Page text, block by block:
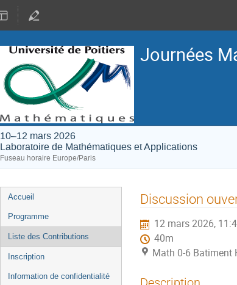
Journées
10–12 mars 2026
Laboratoire de Mathématiques et Applications
Fuseau horaire Europe/Paris
Menu
de
l'événement
Accueil
Programme
Liste des Contributions
Inscription
Information de confidentialité
Discussion
12 mars 2026,
40m
Math 0-6 Batiment